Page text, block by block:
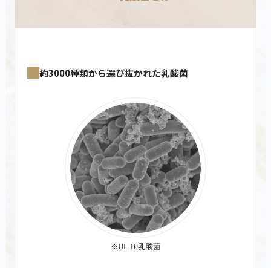
約3000種類から選び抜かれた乳酸菌
抹茶ラテ
¥5,940(税込)